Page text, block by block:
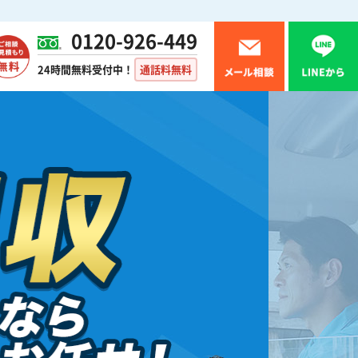
0120-926-449
24時間無料受付中！ 通話料無料